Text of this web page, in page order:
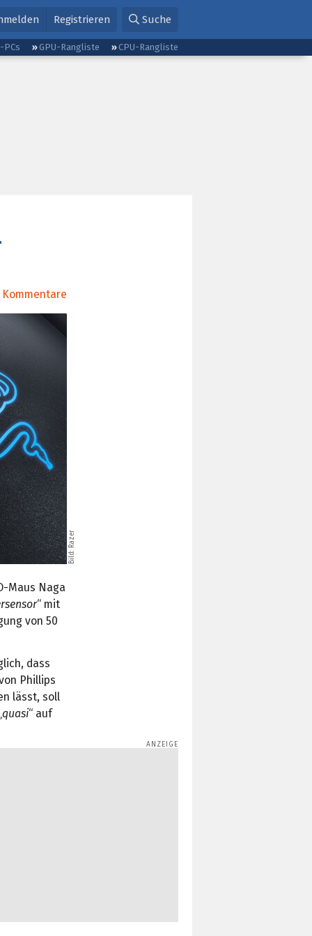
Registrieren Suche
PCs GPU-Rangliste CPU-Rangliste
Kommentare
Bild: Razer
Maus Naga
“ mit
von 50
dass
Phillips
lässt, soll
quasi“ auf